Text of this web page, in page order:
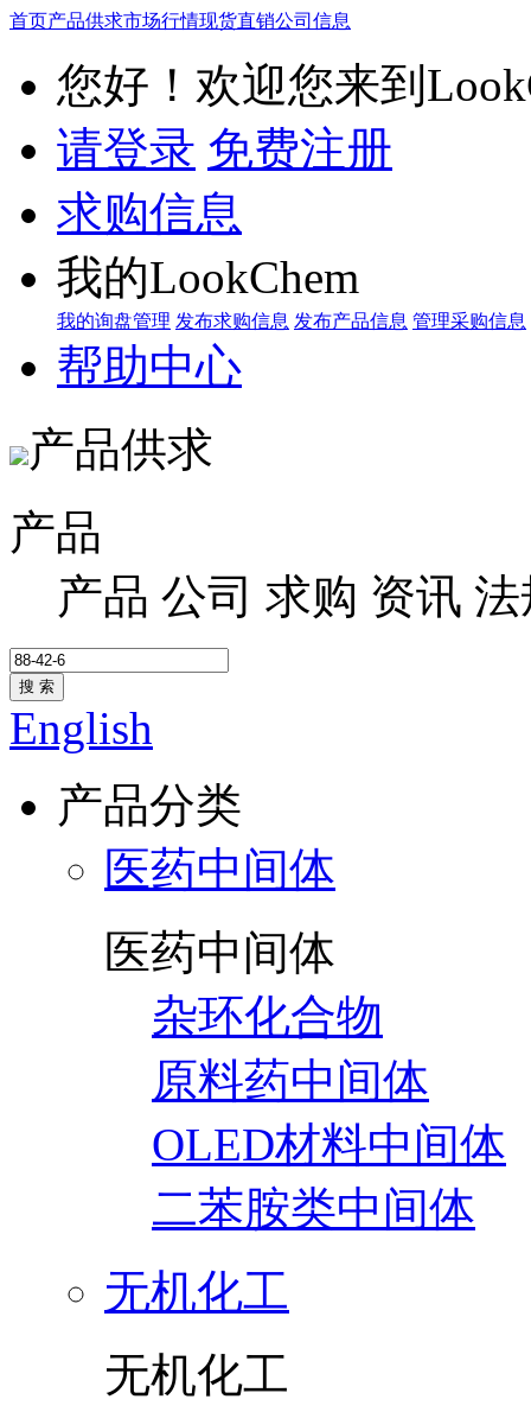
首页产品供求市场行情现货直销公司信息
您好！欢迎您来到
请登录 免费注册
求购信息
我的LookChem
我的询盘管理 发布求购信息 发布产品信息 管理采购信息
帮助中心
产品供求
产品
产品 公司 求购 资讯 法
搜 索
English
产品分类
医药中间体
医药中间体
杂环化合物
原料药中间体
OLED材料中间体
二苯胺类中间体
无机化工
无机化工